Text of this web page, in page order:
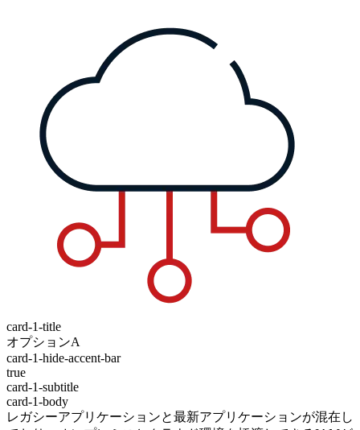
card-1-title
オプションA
card-1-hide-accent-bar
true
card-1-subtitle
card-1-body
レガシーアプリケーションと最新アプリケーションが混在し